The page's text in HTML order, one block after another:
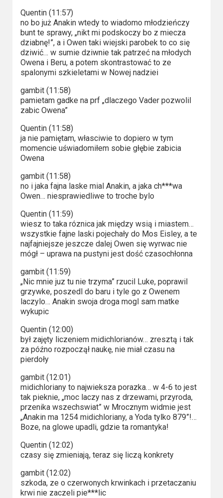
Quentin (11:57)
no bo już Anakin wtedy to wiadomo młodzieńczy
bunt te sprawy, „nikt mi podskoczy bo z miecza
dziabnę!”, a i Owen taki wiejski parobek to co się
dziwić… w sumie dziwnie tak patrzeć na młodych
Owena i Beru, a potem skontrastować to ze
spalonymi szkieletami w Nowej nadziei
gambit (11:58)
pamietam gadke na prf „dlaczego Vader pozwolil
zabic Owena”
Quentin (11:58)
ja nie pamiętam, własciwie to dopiero w tym
momencie uświadomiłem sobie głębie zabicia
Owena
gambit (11:58)
no i jaka fajna laske mial Anakin, a jaka ch***wa
Owen… niesprawiedliwe to troche bylo
Quentin (11:59)
wiesz to taka róznica jak między wsią i miastem…
wszystkie fajne laski pojechały do Mos Eisley, a te
najfajniejsze jeszcze dalej Owen się wyrwac nie
mógł – uprawa na pustyni jest dość czasochłonna
gambit (11:59)
„Nic mnie juz tu nie trzyma” rzucil Luke, poprawil
grzywke, poszedl do baru i tyle go z Owenem
laczylo… Anakin swoja droga mogl sam matke
wykupic
Quentin (12:00)
był zajęty liczeniem midichlorianów… zresztą i tak
za późno rozpoczął naukę, nie miał czasu na
pierdoły
gambit (12:01)
midichloriany to najwieksza porazka… w 4-6 to jest
tak pieknie, „moc laczy nas z drzewami, przyroda,
przenika wszechswiat” w Mrocznym widmie jest
„Anakin ma 1254 midichloriany, a Yoda tylko 879”!…
Boze, na glowe upadli, gdzie ta romantyka!
Quentin (12:02)
czasy się zmieniają, teraz się liczą konkrety
gambit (12:02)
szkoda, ze o czerwonych krwinkach i przetaczaniu
krwi nie zaczeli pie***lic